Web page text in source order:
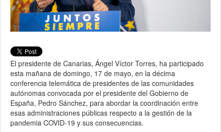
El presidente de Canarias, Ángel Víctor Torres, ha participado
esta mañana de domingo, 17 de mayo, en la décima
conferencia telemática de presidentes de las comunidades
autónomas convocada por el presidente del Gobierno de
España, Pedro Sánchez, para abordar la coordinación entre
esas administraciones públicas respecto a la gestión de la
pandemia COVID-19 y sus consecuencias.